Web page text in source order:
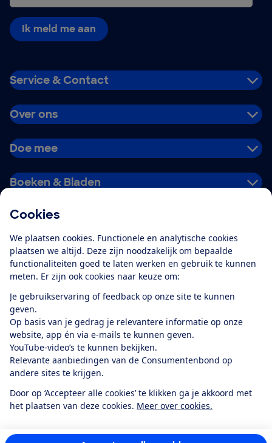
Cookies
We plaatsen cookies. Functionele en analytische cookies
plaatsen we altijd. Deze zijn noodzakelijk om bepaalde
functionaliteiten goed te laten werken en gebruik te kunnen
meten. Er zijn ook cookies naar keuze om:
Je gebruikservaring of feedback op onze site te kunnen
geven.
Op basis van je gedrag je relevantere informatie op onze
website, app én via e-mails te kunnen geven.
YouTube-video’s te kunnen bekijken.
Relevante aanbiedingen van de Consumentenbond op
andere sites te krijgen.
Door op ‘Accepteer alle cookies’ te klikken ga je akkoord met
het plaatsen van deze cookies. Meer over cookies.
Ik meld me aan
Service & Contact
Over ons
Doe mee
Boeken & Bladen
Alles over de
app
Algemene Voorwaarden
Privacyverklaring
Cookiebeleid
Privacyvoorkeuren
Toegankelijkheid
RSS-feed nieuws
Facebook
TwitterInstagram
YoutubeLinkedIn
12.901consumentenbeoordelen de Consumentenbondmet gemiddeld